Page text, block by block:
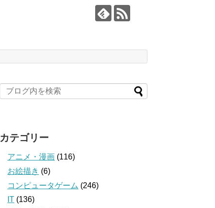
カテゴリー
アニメ・漫画 (116)
お絵描き (6)
コンピュータゲーム (246)
IT (136)